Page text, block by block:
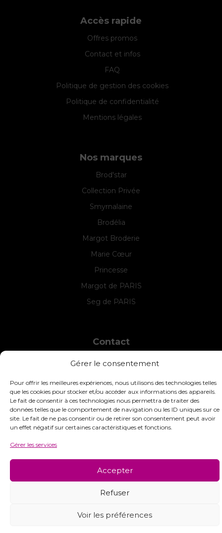
Gérer le consentement
Pour offrir les meilleures expériences, nous utilisons des technologies telles
que les cookies pour stocker et/ou accéder aux informations des appareils.
Le fait de consentir à ces technologies nous permettra de traiter des
données telles que le comportement de navigation ou les ID uniques sur ce
site. Le fait de ne pas consentir ou de retirer son consentement peut avoir
un effet négatif sur certaines caractéristiques et fonctions.
Gérer les services
Accepter
Refuser
Voir les préférences
Accès rapide
Offres promos
Contact et infos
FAQ
Politique de gestion des cookies
Politique de confidentialité
Mentions légales
Nos marques
Brod'star
Collection Privée
Smyrnalaine
Brodélia
Margot Broderie
Marie Cœur
Princesse
Margot de PARIS
Seg de PARIS
Contact
INTERSTISS
7 Boulevard des Frères Lumière
France
+33 (0)4 74 01 99 80
commandes@interstiss.com
© 2026 Interstiss Loisirs Créatifs. Tous droits réservés.